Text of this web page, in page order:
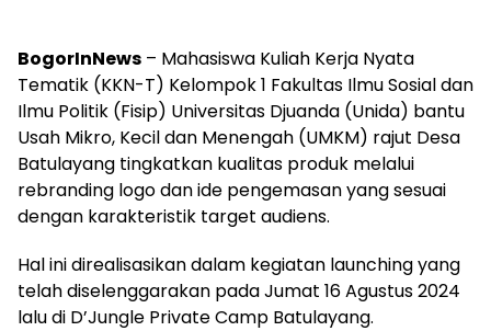
BogorInNews – Mahasiswa Kuliah Kerja Nyata
Tematik (KKN-T) Kelompok 1 Fakultas Ilmu Sosial dan
Ilmu Politik (Fisip) Universitas Djuanda (Unida) bantu
Usah Mikro, Kecil dan Menengah (UMKM) rajut Desa
Batulayang tingkatkan kualitas produk melalui
rebranding logo dan ide pengemasan yang sesuai
dengan karakteristik target audiens.
Hal ini direalisasikan dalam kegiatan launching yang
telah diselenggarakan pada Jumat 16 Agustus 2024
lalu di D’Jungle Private Camp Batulayang.